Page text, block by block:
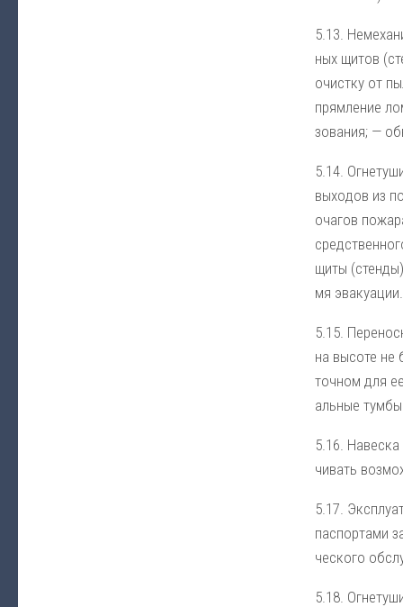
5.13.
ных щи­тов
очи­ст­ку от
прям­ле­ние
зо­ва­ния; —
5.14.
вы­хо­дов из
оча­гов
щи­ты
мя эва­куа­ции.
5.15.
на вы­со­те не
точ­ном для
аль­ные
5.16.
чи­вать
5.17.
пас­пор­та­ми
че­ско­го
5.18.